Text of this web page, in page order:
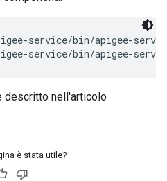
service/bin/apigee-
service/bin/apigee-
descritto nell'articolo
è stata utile?